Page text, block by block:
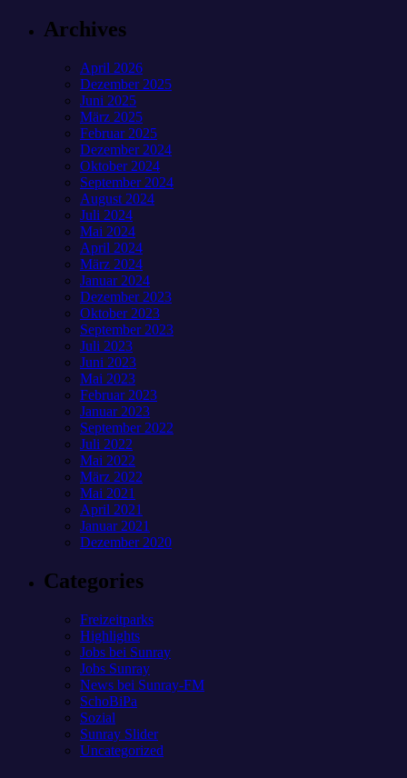
Archives
April 2026
Dezember 2025
Juni 2025
März 2025
Februar 2025
Dezember 2024
Oktober 2024
September 2024
August 2024
Juli 2024
Mai 2024
April 2024
März 2024
Januar 2024
Dezember 2023
Oktober 2023
September 2023
Juli 2023
Juni 2023
Mai 2023
Februar 2023
Januar 2023
September 2022
Juli 2022
Mai 2022
März 2022
Mai 2021
April 2021
Januar 2021
Dezember 2020
Categories
Freizeitparks
Highlights
Jobs bei Sunray
Jobs Sunray
News bei Sunray-FM
SchoBiPa
Sozial
Sunray Slider
Uncategorized